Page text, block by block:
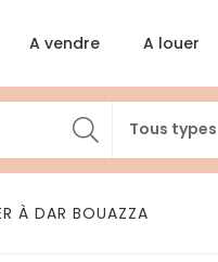
A vendre A louer
Tous types
À DAR BOUAZZA